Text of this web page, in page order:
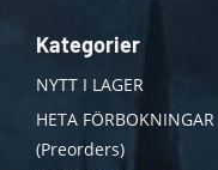
Kategorier
NYTT I LAGER
HETA FÖRBOKNINGAR
(Preorders)